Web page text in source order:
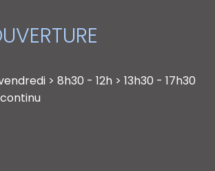
> 8h30 - 12h > 13h30 - 17h30